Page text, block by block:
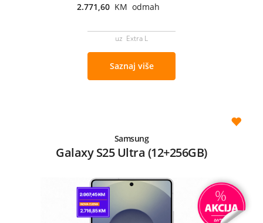
2.771,60 KM odmah
uz Extra L
Saznaj više
Samsung
Galaxy S25 Ultra (12+256GB)